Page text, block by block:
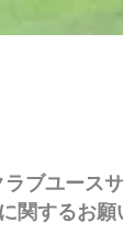
ラブユース
関するお願